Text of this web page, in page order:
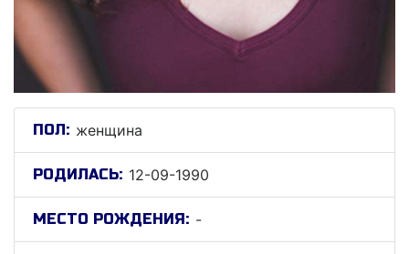
ПОЛ: женщина
РОДИЛАСЬ: 12-09-1990
МЕСТО РОЖДЕНИЯ: -